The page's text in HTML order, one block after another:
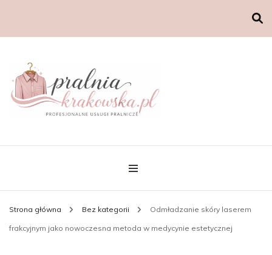
Strona główna Bez kategorii Odmładzanie skóry laserem
frakcyjnym jako nowoczesna metoda w medycynie estetycznej